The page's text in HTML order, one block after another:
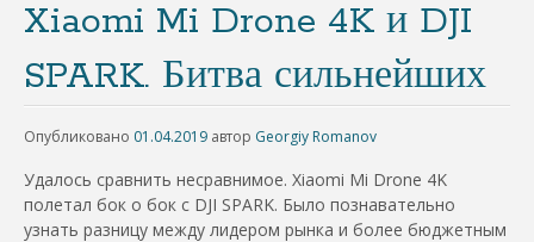
Xiaomi Mi Drone 4K и DJI
SPARK. Битва сильнейших
Опубликовано 01.04.2019 автор Georgiy Romanov
Удалось сравнить несравнимое. Xiaomi Mi Drone 4K
полетал бок о бок с DJI SPARK. Было познавательно
узнать разницу между лидером рынка и более бюджетным